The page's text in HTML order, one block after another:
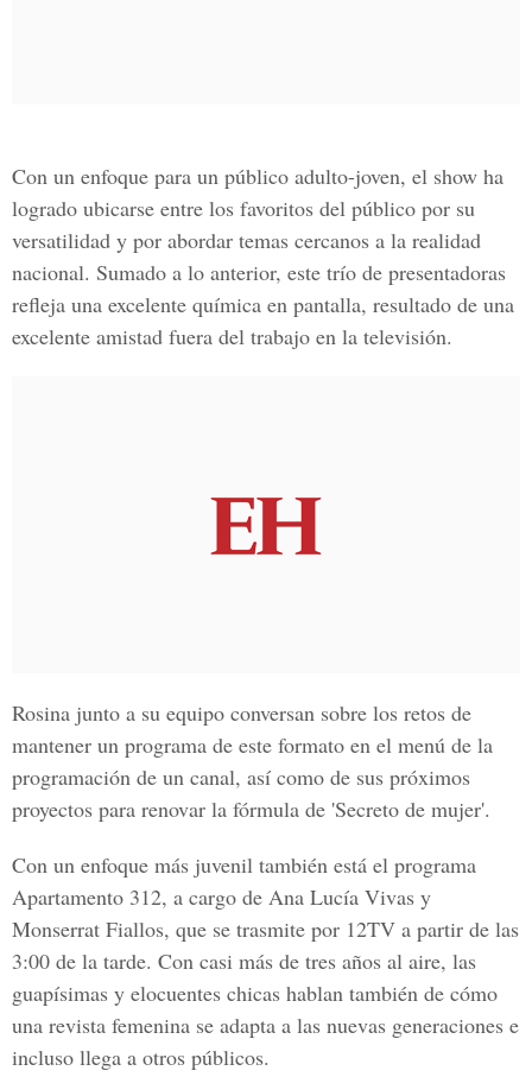
Con un enfoque para un público adulto-joven, el show ha
logrado ubicarse entre los favoritos del público por su
versatilidad y por abordar temas cercanos a la realidad
nacional. Sumado a lo anterior, este trío de presentadoras
refleja una excelente química en pantalla, resultado de una
excelente amistad fuera del trabajo en la televisión.
Rosina junto a su equipo conversan sobre los retos de
mantener un programa de este formato en el menú de la
programación de un canal, así como de sus próximos
proyectos para renovar la fórmula de 'Secreto de mujer'.
Con un enfoque más juvenil también está el programa
Apartamento 312, a cargo de Ana Lucía Vivas y
Monserrat Fiallos, que se trasmite por 12TV a partir de las
3:00 de la tarde. Con casi más de tres años al aire, las
guapísimas y elocuentes chicas hablan también de cómo
una revista femenina se adapta a las nuevas generaciones e
incluso llega a otros públicos.